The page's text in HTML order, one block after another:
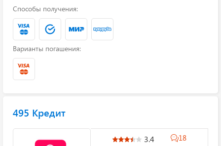
Способы получения:
Варианты погашения:
495 Кредит
3.4 18